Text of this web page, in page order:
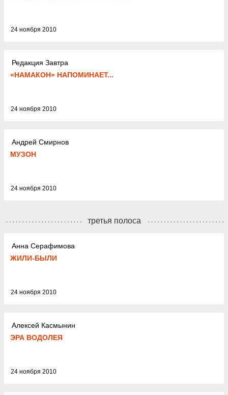
24 ноября 2010
Редакция Завтра
«НАМАКОН» НАПОМИНАЕТ...
24 ноября 2010
Андрей Смирнов
МУЗОН
24 ноября 2010
третья полоса
Анна Серафимова
ЖИЛИ-БЫЛИ
24 ноября 2010
Алексей Касмынин
ЭРА ВОДОЛЕЯ
24 ноября 2010